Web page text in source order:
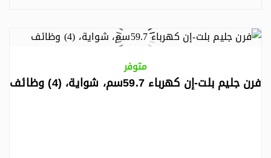
متوفر
فرن جليم بلت-إن كهرباء 59.7سم، شواية، (4) وظائف